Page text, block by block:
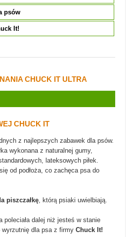
psów
It!
CHUCK IT ULTRA
CHUCK IT
z najlepszych zabawek dla psów.
wykonana z naturalnej gumy,
lateksowych piłek.
od podłoża, co zachęca psa do
piszczałkę, którą psiaki uwielbiają.
poleciała dalej niż jesteś w stanie
dla psa z firmy Chuck It!